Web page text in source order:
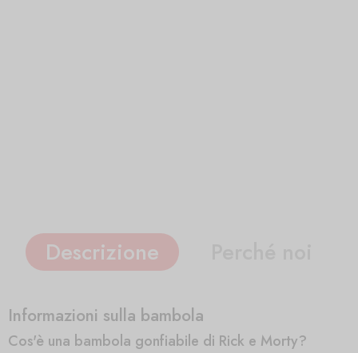
Descrizione
Informazioni sulla bambola
Cos'è una bambola gonfiabile di Rick e Morty?